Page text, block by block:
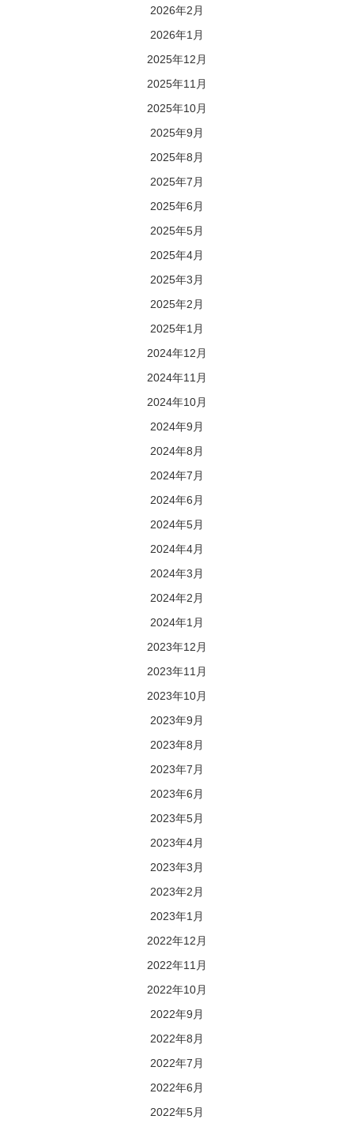
2026年2月
2026年1月
2025年12月
2025年11月
2025年10月
2025年9月
2025年8月
2025年7月
2025年6月
2025年5月
2025年4月
2025年3月
2025年2月
2025年1月
2024年12月
2024年11月
2024年10月
2024年9月
2024年8月
2024年7月
2024年6月
2024年5月
2024年4月
2024年3月
2024年2月
2024年1月
2023年12月
2023年11月
2023年10月
2023年9月
2023年8月
2023年7月
2023年6月
2023年5月
2023年4月
2023年3月
2023年2月
2023年1月
2022年12月
2022年11月
2022年10月
2022年9月
2022年8月
2022年7月
2022年6月
2022年5月